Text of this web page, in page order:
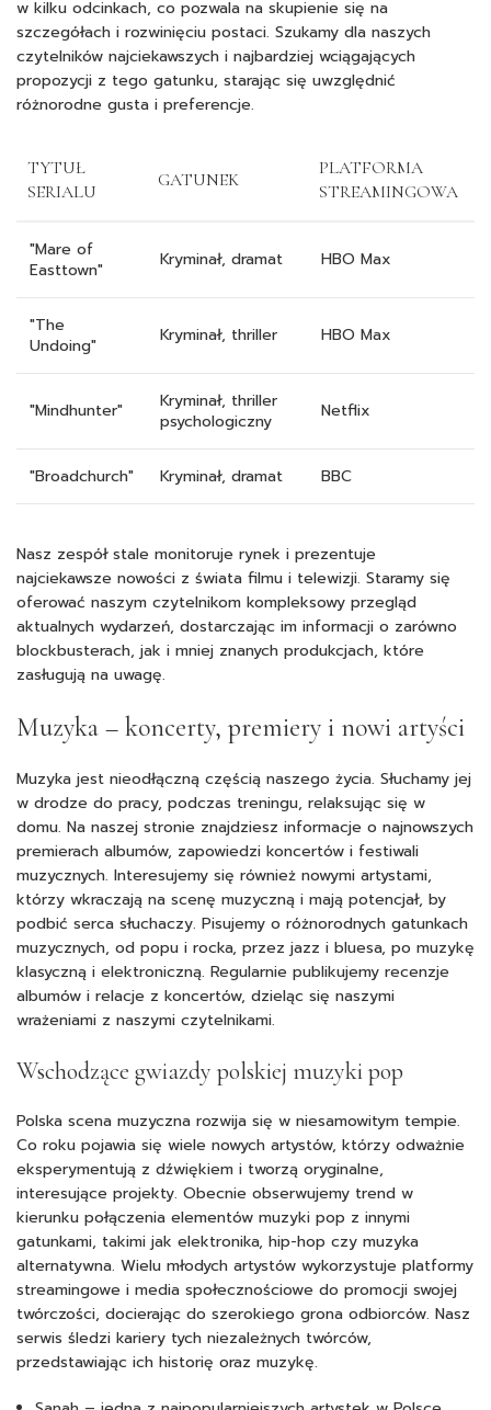
w kilku odcinkach, co pozwala na skupienie się na
szczegółach i rozwinięciu postaci. Szukamy dla naszych
czytelników najciekawszych i najbardziej wciągających
propozycji z tego gatunku, starając się uwzględnić
różnorodne gusta i preferencje.
TYTUŁ
SERIALU
GATUNEK
PLATFORMA
STREAMINGOWA
"Mare of
Easttown"
Kryminał, dramat HBO Max
"The
Undoing"
Kryminał, thriller HBO Max
"Mindhunter"
Kryminał, thriller
psychologiczny
Netflix
"Broadchurch" Kryminał, dramat BBC
Nasz zespół stale monitoruje rynek i prezentuje
najciekawsze nowości z świata filmu i telewizji. Staramy się
oferować naszym czytelnikom kompleksowy przegląd
aktualnych wydarzeń, dostarczając im informacji o zarówno
blockbusterach, jak i mniej znanych produkcjach, które
zasługują na uwagę.
Muzyka – koncerty, premiery i nowi artyści
Muzyka jest nieodłączną częścią naszego życia. Słuchamy jej
w drodze do pracy, podczas treningu, relaksując się w
domu. Na naszej stronie znajdziesz informacje o najnowszych
premierach albumów, zapowiedzi koncertów i festiwali
muzycznych. Interesujemy się również nowymi artystami,
którzy wkraczają na scenę muzyczną i mają potencjał, by
podbić serca słuchaczy. Pisujemy o różnorodnych gatunkach
muzycznych, od popu i rocka, przez jazz i bluesa, po muzykę
klasyczną i elektroniczną. Regularnie publikujemy recenzje
albumów i relacje z koncertów, dzieląc się naszymi
wrażeniami z naszymi czytelnikami.
Wschodzące gwiazdy polskiej muzyki pop
Polska scena muzyczna rozwija się w niesamowitym tempie.
Co roku pojawia się wiele nowych artystów, którzy odważnie
eksperymentują z dźwiękiem i tworzą oryginalne,
interesujące projekty. Obecnie obserwujemy trend w
kierunku połączenia elementów muzyki pop z innymi
gatunkami, takimi jak elektronika, hip-hop czy muzyka
alternatywna. Wielu młodych artystów wykorzystuje platformy
streamingowe i media społecznościowe do promocji swojej
twórczości, docierając do szerokiego grona odbiorców. Nasz
serwis śledzi kariery tych niezależnych twórców,
przedstawiając ich historię oraz muzykę.